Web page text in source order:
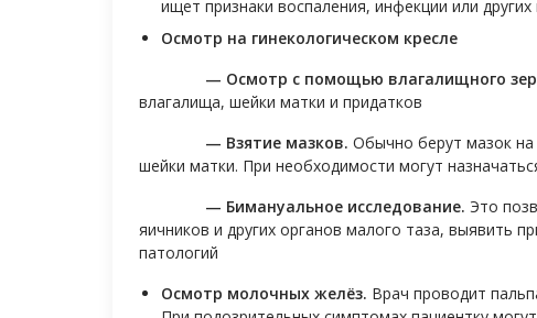
ищет признаки воспаления, инфекции или других
Осмотр на гинекологическом кресле
— Осмотр с помощью влагалищного
влагалища, шейки матки и придатков
— Взятие мазков. Обычно берут мазок
шейки матки. При необходимости могут
— Бимануальное исследование. Это
яичников и других органов малого таза, выявить
патологий
Осмотр молочных желёз. Врач проводит